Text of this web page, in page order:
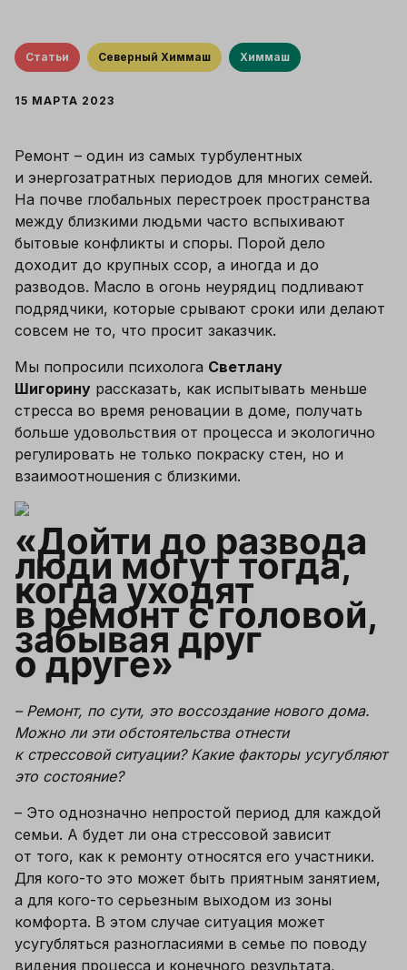
Ремонт – один из самых турбулентных
и энергозатратных периодов для многих семей.
На почве глобальных перестроек пространства
между близкими людьми часто вспыхивают
бытовые конфликты и споры. Порой дело
доходит до крупных ссор, а иногда и до
разводов. Масло в огонь неурядиц подливают
подрядчики, которые срывают сроки или делают
совсем не то, что просит заказчик.
Мы попросили психолога Светлану
Шигорину рассказать, как испытывать меньше
стресса во время реновации в доме, получать
больше удовольствия от процесса и экологично
регулировать не только покраску стен, но и
взаимоотношения с близкими.
«Дойти до развода
люди могут тогда,
когда уходят
в ремонт с головой,
забывая друг
о друге»
– Ремонт, по сути, это воссоздание нового дома.
Можно ли эти обстоятельства отнести
к стрессовой ситуации? Какие факторы усугубляют
это состояние?
– Это однозначно непростой период для каждой
семьи. А будет ли она стрессовой зависит
от того, как к ремонту относятся его участники.
Для кого-то это может быть приятным занятием,
а для кого-то серьезным выходом из зоны
комфорта. В этом случае ситуация может
усугубляться разногласиями в семье по поводу
видения процесса и конечного результата,
Статьи Северный Химмаш Химмаш
15 МАРТА 2023